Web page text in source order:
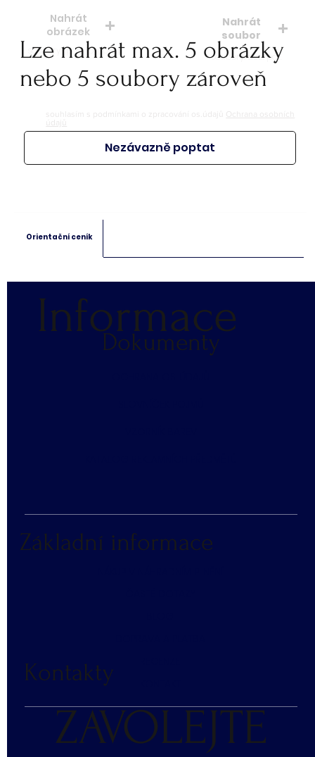
Nahrát
obrázek
soubory: jpeg, jpg, png
Nahrát
soubor
soubory: doc. pdf.
Lze nahrát max. 5 obrázky
nebo 5 soubory zároveň
souhlasím s podmínkami o zpracování os.údajů
Ochrana osobních
údajů
Nezávazně poptat
Orientační ceník
Kontakty
ZAVOLEJTE
Dokumenty
Informace
Základní informace